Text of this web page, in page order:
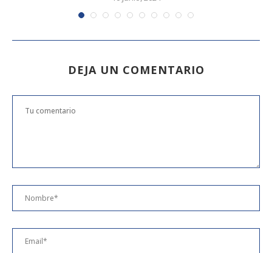
DEJA UN COMENTARIO